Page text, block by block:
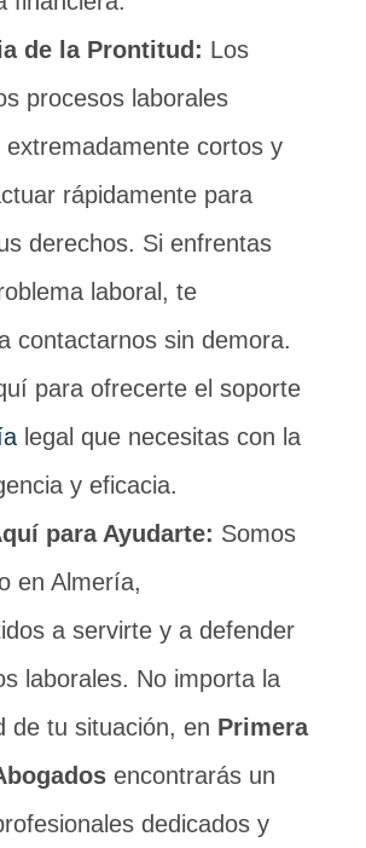
de la Prontitud: Los
procesos laborales
extremadamente cortos y
rápidamente para
derechos. Si enfrentas
laboral, te
contactarnos sin demora.
para ofrecerte el soporte
legal que necesitas con la
y eficacia.
para Ayudarte: Somos
en Almería,
a servirte y a defender
laborales. No importa la
de tu situación, en Primera
encontrarás un
dedicados y